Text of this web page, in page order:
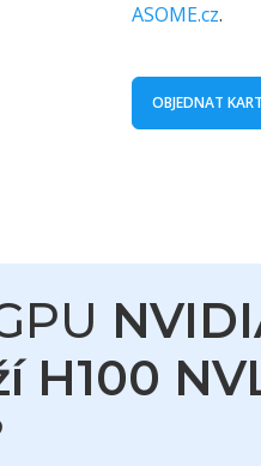
ASOME.cz.
OBJEDNAT
H100